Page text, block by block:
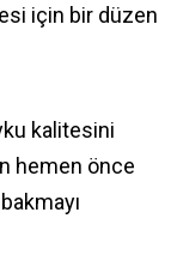
için bir düzen
kalitesini
hemen önce